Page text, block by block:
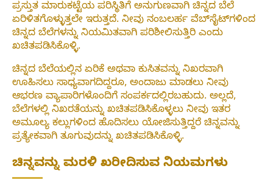
ಪ್ರಸ್ತುತ ಮಾರುಕಟ್ಟೆಯ ಪರಿಸ್ಥಿತಿಗೆ ಅನುಗುಣವಾಗಿ ಚಿನ್ನದ ಬೆಲೆ
ಏರಿಳಿತಗೊಳ್ಳುತ್ತಲೇ ಇರುತ್ತದೆ. ನೀವು ನಂಬಲರ್ಹ ವೆಬ್‌ಸೈಟ್‌ಗಳಿಂದ
ಚಿನ್ನದ ಬೆಲೆಗಳನ್ನು ನಿಯಮಿತವಾಗಿ ಪರಿಶೀಲಿಸುತ್ತಿರಿ ಎಂದು
ಖಚಿತಪಡಿಸಿಕೊಳ್ಳಿ.
ಚಿನ್ನದ ಬೆಲೆಯಲ್ಲಿನ ಏರಿಕೆ ಅಥವಾ ಕುಸಿತವನ್ನು ನಿಖರವಾಗಿ
ಊಹಿಸಲು ಸಾಧ್ಯವಾಗದಿದ್ದರೂ, ಅಂದಾಜು ಮಾಡಲು ನೀವು
ಆಭರಣ ವ್ಯಾಪಾರಿಗಳೊಂದಿಗೆ ಸಂಪರ್ಕದಲ್ಲಿರಬಹುದು. ಅಲ್ಲದೆ,
ಬೆಲೆಗಳಲ್ಲಿ ನಿಖರತೆಯನ್ನು ಖಚಿತಪಡಿಸಿಕೊಳ್ಳಲು ನೀವು ಇತರ
ಅಮೂಲ್ಯ ಕಲ್ಲುಗಳಿಂದ ಹೊದಿಸಲು ಯೋಜಿಸುತ್ತಿದ್ದರೆ ಚಿನ್ನವನ್ನು
ಪ್ರತ್ಯೇಕವಾಗಿ ತೂಗುವುದನ್ನು ಖಚಿತಪಡಿಸಿಕೊಳ್ಳಿ.
ಚಿನ್ನವನ್ನು ಮರಳಿ ಖರೀದಿಸುವ ನಿಯಮಗಳು